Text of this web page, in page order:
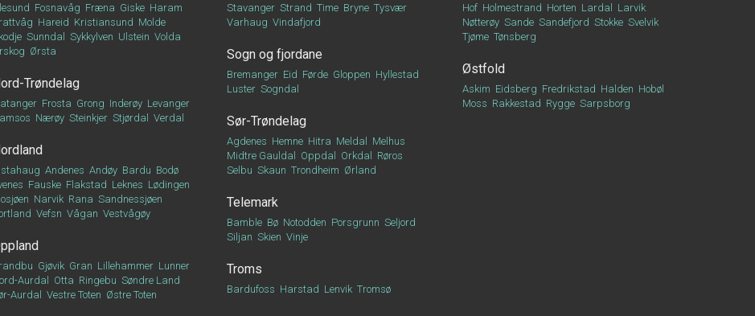
Fosnavåg Fræna Giske Haram
Hareid Kristiansund Molde
Sunndal Sykkylven Ulstein Volda
Ørsta
Trøndelag
Frosta Grong Inderøy Levanger
Nærøy Steinkjer Stjørdal Verdal
Andenes Andøy Bardu Bodø
Fauske Flakstad Leknes Lødingen
Narvik Rana Sandnessjøen
Vefsn Vågan Vestvågøy
Gjøvik Gran Lillehammer Lunner
Aurdal
Otta Ringebu Søndre Land
Aurdal
Vestre Toten Østre Toten
Stavanger Strand Time Bryne Tysvær
Varhaug Vindafjord
Sogn og fjordane
Bremanger Eid Førde Gloppen Hyllestad
Luster Sogndal
Sør-Trøndelag
Agdenes Hemne Hitra Meldal
Melhus
Midtre Gauldal
Oppdal Orkdal
Røros
Selbu Skaun Trondheim Ørland
Telemark
Bamble Bø Notodden Porsgrunn Seljord
Siljan Skien Vinje
Troms
Bardufoss Harstad Lenvik Tromsø
Hof Holmestrand Horten Lardal
Larvik
Nøtterøy Sande Sandefjord Stokke Svelvik
Tjøme Tønsberg
Østfold
Askim Eidsberg Fredrikstad Halden Hobøl
Moss Rakkestad Rygge Sarpsborg